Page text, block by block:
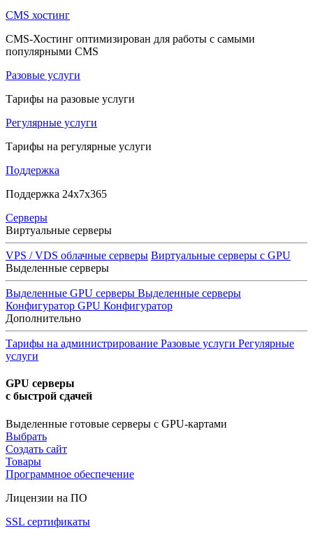
CMS хостинг
CMS-Хостинг оптимизирован для работы с самыми
популярными CMS
Разовые услуги
Тарифы на разовые услуги
Регулярные услуги
Тарифы на регулярные услуги
Поддержка
Поддержка 24x7x365
Серверы
Виртуальные серверы
VPS / VDS облачные серверы Виртуальные серверы с GPU
Выделенные серверы
Выделенные GPU серверы Выделенные серверы
Конфигуратор GPU Конфигуратор
Дополнительно
Тарифы на администрирование Разовые услуги Регулярные
услуги
GPU серверы
с быстрой сдачей
Выделенные готовые серверы с GPU-картами
Выбрать
Создать сайт
Товары
Программное обеспечение
Лицензии на ПО
SSL сертификаты